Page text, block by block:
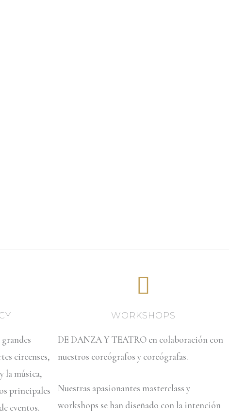
circenses,
la música,
principales
eventos.
WORKSHOPS
DE DANZA Y TEATRO en colaboración con
nuestros coreógrafos y coreógrafas.
Nuestras apasionantes masterclass y
workshops se han diseñado con la intención